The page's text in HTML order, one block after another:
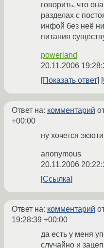
говорить, что
разделах с
инфой без неё
питания
powerland
20.11.2006
Показать ответ
Ответ на: комментарий
+00:00
ну хочется
anonymous
20.11.2006
Ссылка
Ответ на: комментарий
19:28:39 +00:00
да есть у меня
случайно и